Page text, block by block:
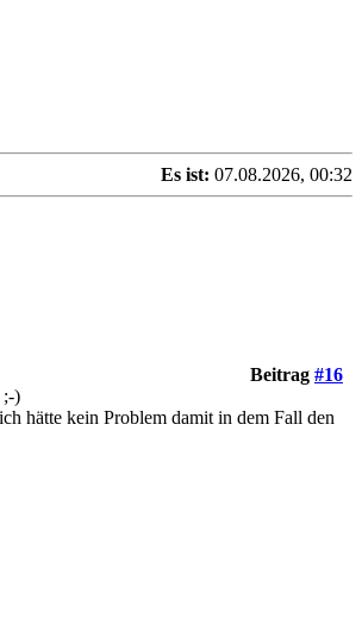
Es ist: 07.08.2026, 00:32
Beitrag #16
;-)
hätte kein Problem damit in dem Fall den